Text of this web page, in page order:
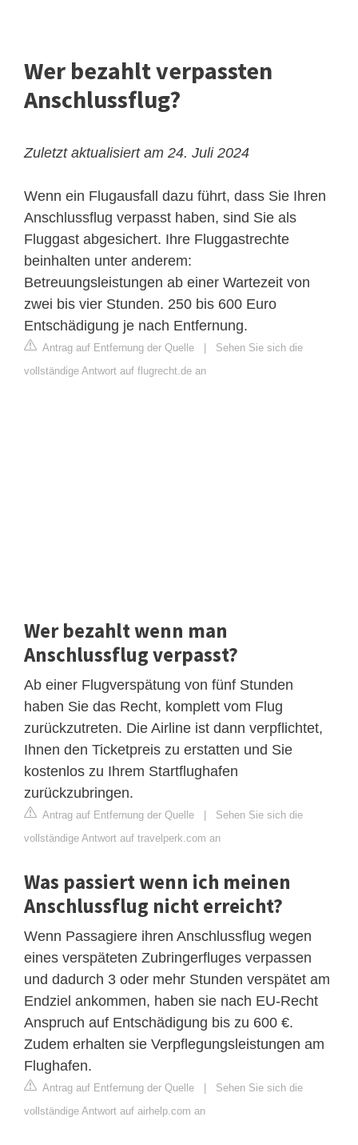
Wer bezahlt verpassten
Anschlussflug?
Zuletzt aktualisiert am 24. Juli 2024
Wenn ein Flugausfall dazu führt, dass Sie Ihren
Anschlussflug verpasst haben, sind Sie als
Fluggast abgesichert. Ihre Fluggastrechte
beinhalten unter anderem:
Betreuungsleistungen ab einer Wartezeit von
zwei bis vier Stunden. 250 bis 600 Euro
Entschädigung je nach Entfernung.
Antrag auf Entfernung der Quelle
Sehen Sie sich die
vollständige Antwort auf flugrecht.de an
Wer bezahlt wenn man
Anschlussflug verpasst?
Ab einer Flugverspätung von fünf Stunden
haben Sie das Recht, komplett vom Flug
zurückzutreten. Die Airline ist dann verpflichtet,
Ihnen den Ticketpreis zu erstatten und Sie
kostenlos zu Ihrem Startflughafen
zurückzubringen.
Antrag auf Entfernung der Quelle
Sehen Sie sich die
vollständige Antwort auf travelperk.com an
Was passiert wenn ich meinen
Anschlussflug nicht erreicht?
Wenn Passagiere ihren Anschlussflug wegen
eines verspäteten Zubringerfluges verpassen
und dadurch 3 oder mehr Stunden verspätet am
Endziel ankommen, haben sie nach EU-Recht
Anspruch auf Entschädigung bis zu 600 €.
Zudem erhalten sie Verpflegungsleistungen am
Flughafen.
Antrag auf Entfernung der Quelle
Sehen Sie sich die
vollständige Antwort auf airhelp.com an